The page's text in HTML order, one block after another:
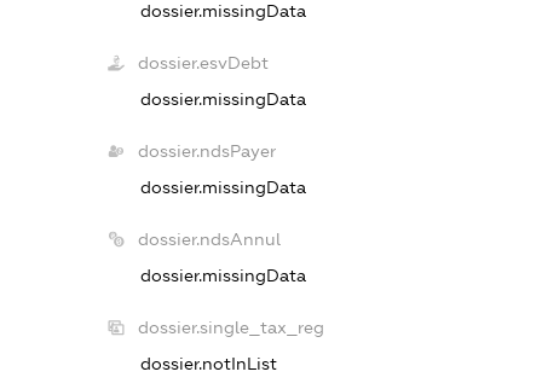
dossier.missingData
dossier.esvDebt
dossier.missingData
dossier.ndsPayer
dossier.missingData
dossier.ndsAnnul
dossier.missingData
dossier.single_tax_reg
dossier.notInList